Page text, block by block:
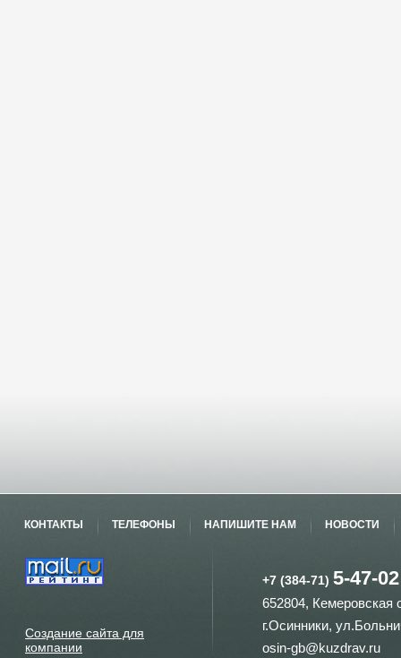
КОНТАКТЫ ТЕЛЕФОНЫ НАПИШИТЕ НАМ НОВОСТИ
Создание сайта для
компании
+7 (384-71) 5-47-02
652804, Кемеровская
г.Осинники,
osin-gb@kuzdrav.ru